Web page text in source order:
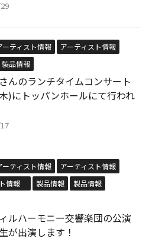
ーティスト情報
アーティスト情報
製品情報
んのランチタイムコンサート
)にトッパンホールにて行われ
ーティスト情報
アーティスト情報
情報
製品情報
製品情報
ルハーモニー交響楽団の公演
が出演します！